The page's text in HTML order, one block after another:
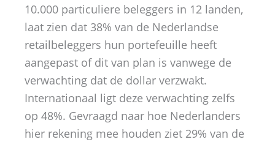
10.000 particuliere beleggers in 12 landen,
laat zien dat 38% van de Nederlandse
retailbeleggers hun portefeuille heeft
aangepast of dit van plan is vanwege de
verwachting dat de dollar verzwakt.
Internationaal ligt deze verwachting zelfs
op 48%. Gevraagd naar hoe Nederlanders
hier rekening mee houden ziet 29% van de